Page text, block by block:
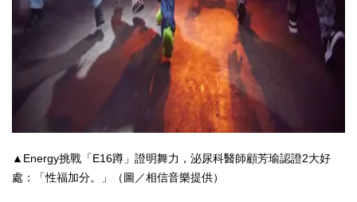
▲Energy挑戰「E16蹲」證明舞力，泌尿科醫師顧芳瑜認證2大好
處：「性福加分。」（圖／相信音樂提供）